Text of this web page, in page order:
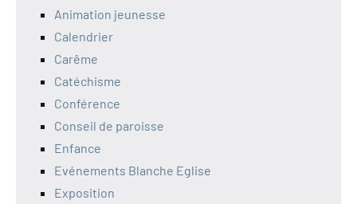
Animation jeunesse
Calendrier
Carême
Catéchisme
Conférence
Conseil de paroisse
Enfance
Evénements Blanche Eglise
Exposition